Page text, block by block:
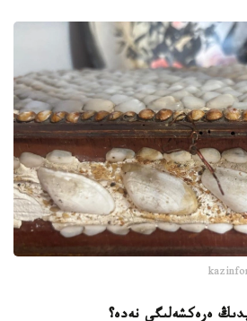
ەرەكشەلىگى نەدە؟